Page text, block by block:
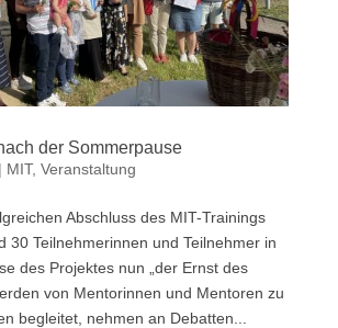
der Sommerpause
| MIT, Veranstaltung
Abschluss des MIT-Trainings
30 Teilnehmerinnen und Teilnehmer in
des Projektes nun „der Ernst des
von Mentorinnen und Mentoren zu
begleitet, nehmen an Debatten...